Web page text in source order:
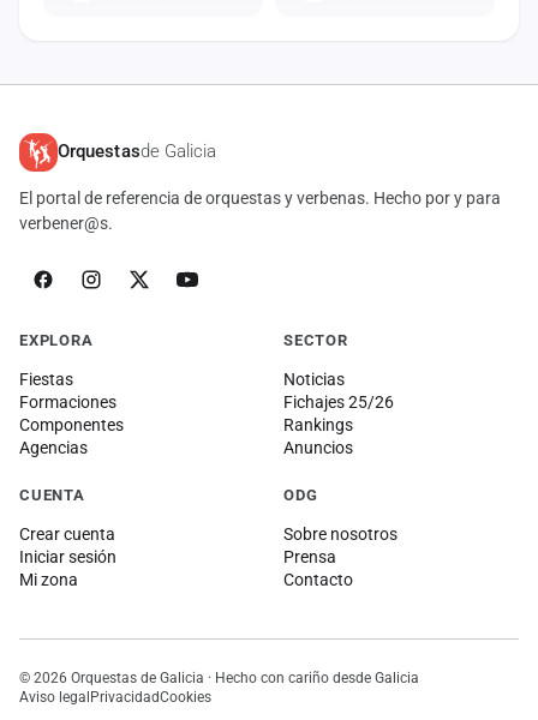
Orquestasde Galicia
El portal de referencia de orquestas y verbenas. Hecho por y para
verbener@s.
EXPLORA
Fiestas
Formaciones
Componentes
Agencias
SECTOR
Noticias
Fichajes 25/26
Rankings
Anuncios
CUENTA
Crear cuenta
Iniciar sesión
Mi zona
ODG
Sobre nosotros
Prensa
Contacto
© 2026 Orquestas de Galicia · Hecho con cariño desde Galicia
Aviso legalPrivacidadCookies